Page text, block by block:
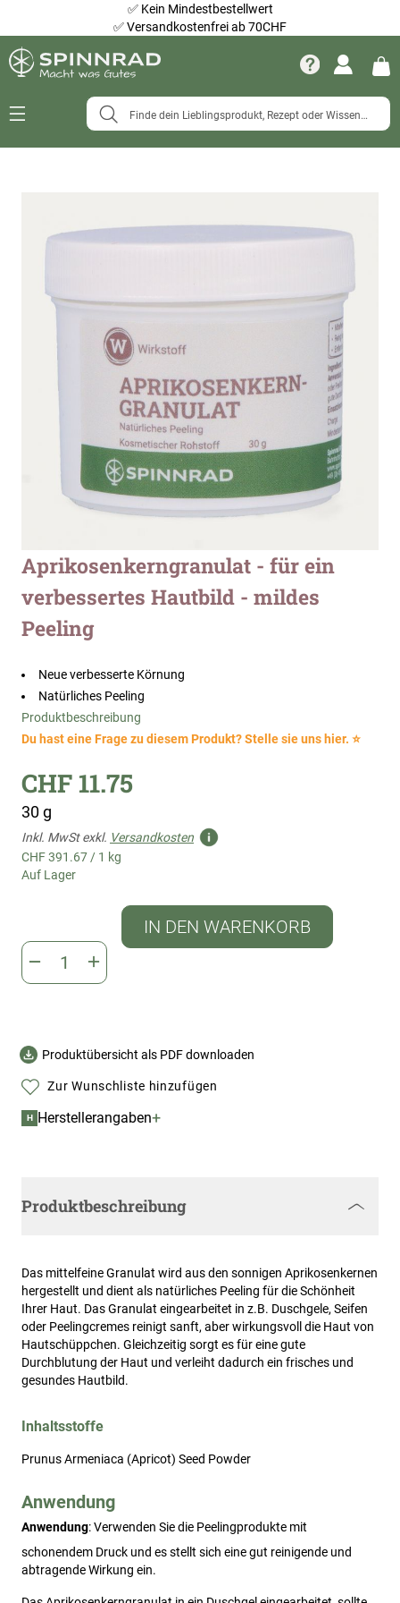
✅ Kein Mindestbestellwert
✅Versandkostenfrei ab 70CHF
Navigation
Zum
Anfang
der
springen
Aprikosenkerngranulat - für ein
verbessertes Hautbild - mildes
Peeling
Neue verbesserte Körnung
Natürliches Peeling
Produktbeschreibung
Du hast eine Frage zu diesem Produkt? Stelle sie uns hier. ⭐
CHF 11.75
30 g
Inkl. MwSt exkl. Versandkosten
CHF 391.67 / 1 kg
Auf Lager
IN DEN WARENKORB
Produktübersicht als PDF downloaden
Zur Wunschliste hinzufügen
H Herstellerangaben+
Produktbeschreibung
Das mittelfeine Granulat wird aus den sonnigen Aprikosenkernen
hergestellt und dient als natürliches Peeling für die Schönheit
Ihrer Haut. Das Granulat eingearbeitet in z.B. Duschgele, Seifen
oder Peelingcremes reinigt sanft, aber wirkungsvoll die Haut von
Hautschüppchen. Gleichzeitig sorgt es für eine gute
Durchblutung der Haut und verleiht dadurch ein frisches und
gesundes Hautbild.
Inhaltsstoffe
Prunus Armeniaca (Apricot) Seed Powder
Anwendung
Anwendung: Verwenden Sie die Peelingprodukte mit
schonendem Druck und es stellt sich eine gut reinigende und
abtragende Wirkung ein.